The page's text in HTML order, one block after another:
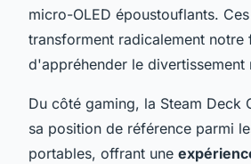
micro-OLED époustouflants.
transforment radicalement notre
d'appréhender le divertissement
Du côté gaming, la Steam Deck
sa position de référence parmi
portables, offrant une